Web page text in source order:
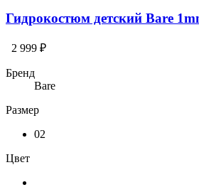
Гидрокостюм детский Bare
2 999 ₽
Бренд
Bare
Размер
02
Цвет